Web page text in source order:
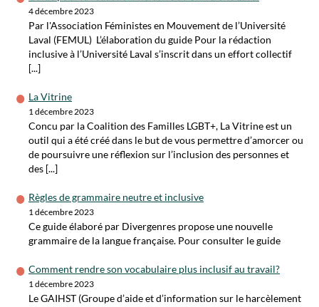
4 décembre 2023
Par l'Association Féministes en Mouvement de l’Université
Laval (FEMUL) L’élaboration du guide Pour la rédaction
inclusive à l’Université Laval s’inscrit dans un effort collectif
[...]
La Vitrine
1 décembre 2023
Concu par la Coalition des Familles LGBT+, La Vitrine est un
outil qui a été créé dans le but de vous permettre d’amorcer ou
de poursuivre une réflexion sur l’inclusion des personnes et
des [...]
Règles de grammaire neutre et inclusive
1 décembre 2023
Ce guide élaboré par Divergenres propose une nouvelle
grammaire de la langue française. Pour consulter le guide
Comment rendre son vocabulaire plus inclusif au travail?
1 décembre 2023
Le GAIHST (Groupe d’aide et d’information sur le harcèlement